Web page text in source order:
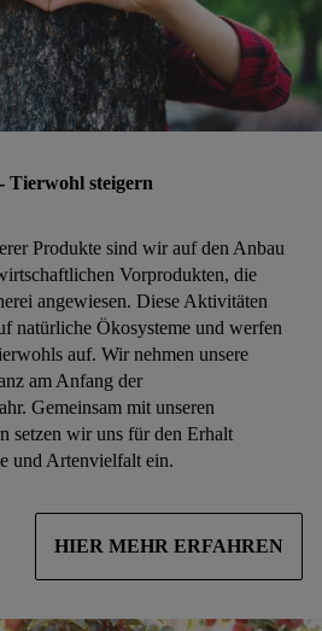
Tierwohl steigern
Produkte sind wir auf den Anbau
Vorprodukten, die
angewiesen. Diese Aktivitäten
natürliche Ökosysteme und werfen
auf. Wir nehmen unsere
am Anfang der
Gemeinsam mit unseren
setzen wir uns für den Erhalt
und Artenvielfalt ein.
HIER MEHR ERFAHREN